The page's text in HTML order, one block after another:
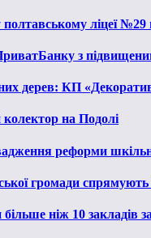
ліцеї
з
дерев: КП
на Подолі
реформи
громади спрямують
ніж 10 закладів